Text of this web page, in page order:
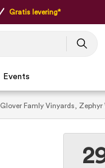
Gratis levering*
Events
Glover Famly Vinyards, Zephyr